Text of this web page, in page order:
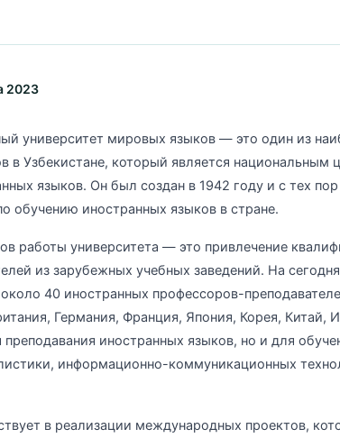
2023
университет мировых языков — это один из
в Узбекистане, который является национальным
языков. Он был создан в 1942 году и с тех
обучению иностранных языков в стране.
работы университета — это привлечение
из зарубежных учебных заведений. На
40 иностранных профессоров-
Германия, Франция, Япония, Корея, Китай,
иностранных языков, но и для
информационно-коммуникационных
в реализации международных проектов,